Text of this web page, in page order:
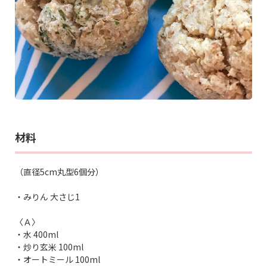
材料
（直径5cm丸型6個分）
・みりん 大さじ1
〈Ａ〉
・水 400ml
・炒り玄米 100ml
・オートミール 100ml